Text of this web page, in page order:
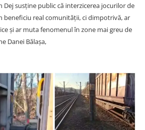
Dej susține public că interzicerea jocurilor de
beneficiu real comunității, ci dimpotrivă, ar
și ar muta fenomenul în zone mai greu de
Danei Bălașa,